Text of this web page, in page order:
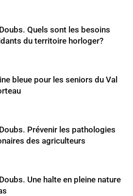
Quels sont les besoins
du territoire horloger?
bleue pour les seniors du Val
Prévenir les pathologies
des agriculteurs
Une halte en pleine nature